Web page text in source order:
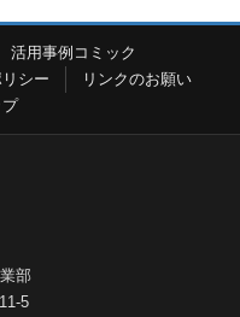
活用事例コミック
シー
リンクのお願い
部
5